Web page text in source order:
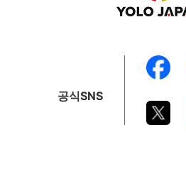
공식SNS